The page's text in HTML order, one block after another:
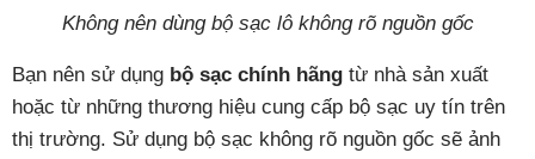
Không nên dùng bộ sạc lô không rõ nguồn gốc
Bạn nên sử dụng bộ sạc chính hãng từ nhà sản xuất
hoặc từ những thương hiệu cung cấp bộ sạc uy tín trên
thị trường. Sử dụng bộ sạc không rõ nguồn gốc sẽ ảnh